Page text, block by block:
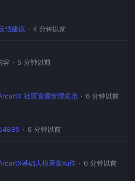
馈建议 4 分钟以前
容 5 分钟以前
社区资源管理规范 6 分钟以前
6 分钟以前
基础人模采集动作 6 分钟以前